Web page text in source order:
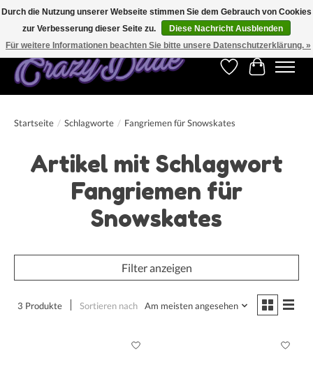
Kostenfreier Versand für Bestellungen ab 250 €. Weltweite Lieferung!
Wunschzettel
Ihr
Startseite / Schlagworte / Fangriemen für Snowskates
Artikel mit Schlagwort
Fangriemen für
Snowskates
Filter anzeigen
3 Produkte Sortieren nach Am meisten angesehen
Durch die Nutzung unserer Webseite stimmen Sie dem Gebrauch von Cookies
zur Verbesserung dieser Seite zu.
Diese Nachricht Ausblenden
Für weitere Informationen beachten Sie bitte unsere Datenschutzerklärung. »